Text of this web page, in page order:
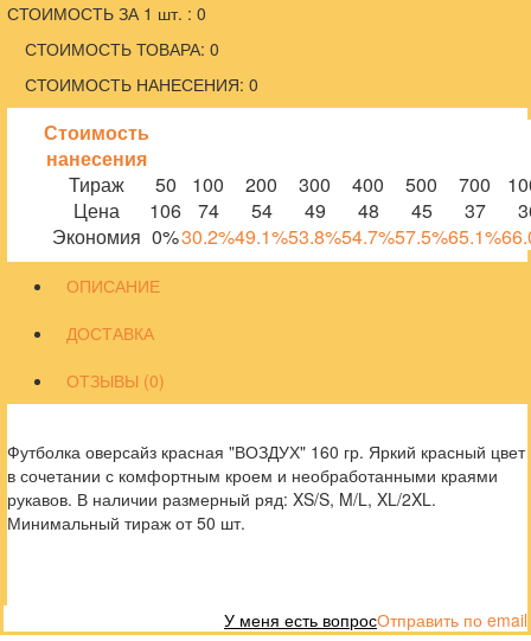
СТОИМОСТЬ ЗА 1 шт. : 0
СТОИМОСТЬ ТОВАРА: 0
СТОИМОСТЬ НАНЕСЕНИЯ: 0
Стоимость
нанесения
Тираж
50 100 200 300 400 500 700
Цена
106 74 54 49 48 45 37
Экономия 0%30.2%49.1%53.8%54.7%57.5%65.1%
ОПИСАНИЕ
ДОСТАВКА
ОТЗЫВЫ (0)
Футболка оверсайз красная "ВОЗДУХ" 160 гр. Яркий красный цвет
в сочетании с комфортным кроем и необработанными краями
рукавов. В наличии размерный ряд: XS/S, M/L, XL/2XL.
Минимальный тираж от 50 шт.
Отправить по email
У меня есть вопрос